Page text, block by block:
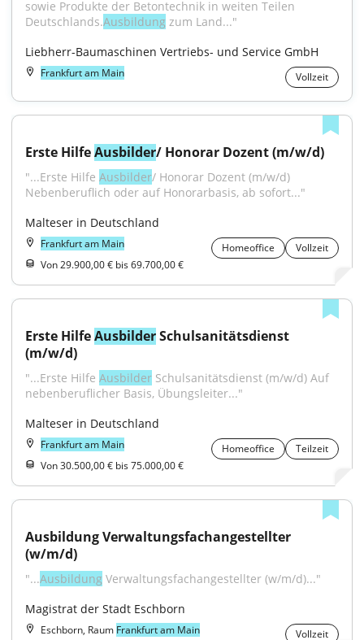
sowie Produkte der Betontechnik in weiten Teilen
Deutschlands.Ausbildung zum Land..."
Liebherr-Baumaschinen Vertriebs- und Service GmbH
Frankfurt am Main Vollzeit
Erste Hilfe Ausbilder/ Honorar Dozent (m/w/d)
"...Erste Hilfe Ausbilder/ Honorar Dozent (m/w/d)
Nebenberuflich oder auf Honorarbasis, ab sofort..."
Malteser in Deutschland
Frankfurt am Main Homeoffice
Vollzeit
Von 29.900,00 € bis 69.700,00 €
Erste Hilfe Ausbilder Schulsanitätsdienst
(m/w/d)
"...Erste Hilfe Ausbilder Schulsanitätsdienst (m/w/d) Auf
nebenberuflicher Basis, Übungsleiter..."
Malteser in Deutschland
Frankfurt am Main Homeoffice
Teilzeit
Von 30.500,00 € bis 75.000,00 €
Ausbildung Verwaltungsfachangestellter
(w/m/d)
"...Ausbildung Verwaltungsfachangestellter (w/m/d)..."
Magistrat der Stadt Eschborn
Eschborn, Raum Frankfurt am Main Vollzeit